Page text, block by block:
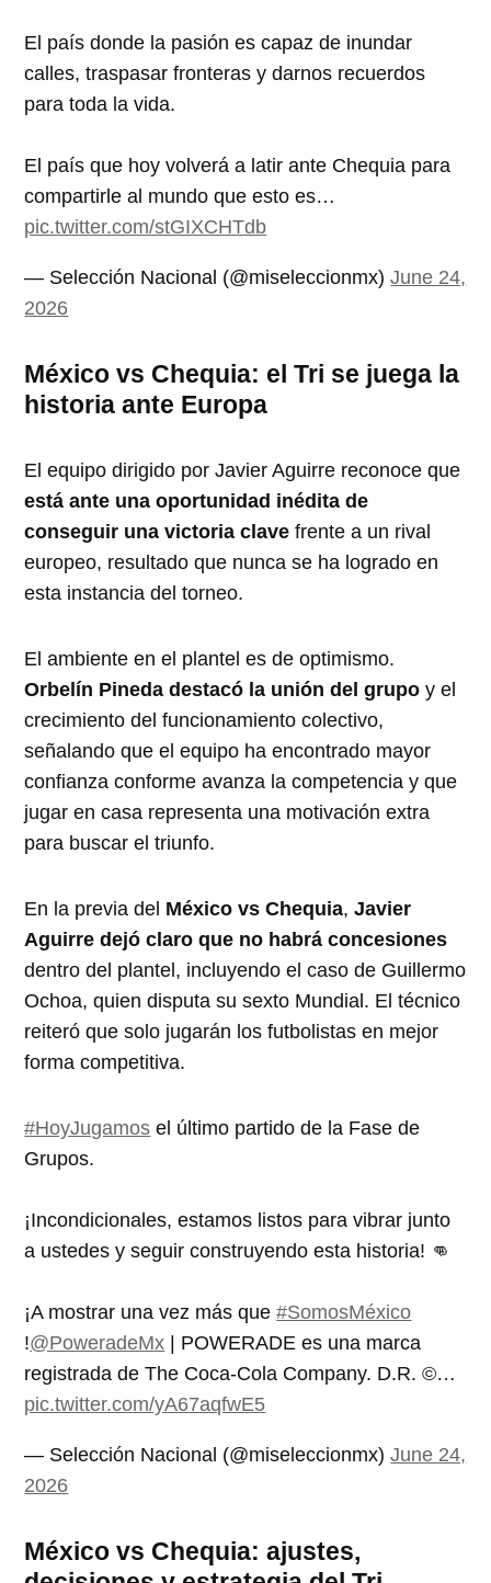
El país donde la pasión es capaz de inundar
calles, traspasar fronteras y darnos recuerdos
para toda la vida.
El país que hoy volverá a latir ante Chequia para
compartirle al mundo que esto es…
pic.twitter.com/stGIXCHTdb
— Selección Nacional (@miseleccionmx)June 24,
2026
México vs Chequia: el Tri se juega la
historia ante Europa
El equipo dirigido por Javier Aguirre reconoce que
está ante una oportunidad inédita de
conseguir una victoria clavefrente a un rival
europeo, resultado que nunca se ha logrado en
esta instancia del torneo.
El ambiente en el plantel es de optimismo.
Orbelín Pineda destacó la unión del grupo y el
crecimiento del funcionamiento colectivo,
señalando que el equipo ha encontrado mayor
confianza conforme avanza la competencia y que
jugar en casa representa una motivación extra
para buscar el triunfo.
En la previa del México vs Chequia,Javier
Aguirre dejó claro que no habrá concesiones
dentro del plantel, incluyendo el caso de Guillermo
Ochoa, quien disputa su sexto Mundial. El técnico
reiteró que solo jugarán los futbolistas en mejor
forma competitiva.
#HoyJugamos el último partido de la Fase de
Grupos.
¡Incondicionales, estamos listos para vibrar junto
a ustedes y seguir construyendo esta historia! 👊
¡A mostrar una vez más que#SomosMéxico
!@PoweradeMx | POWERADE es una marca
registrada de The Coca-Cola Company. D.R. ©️…
pic.twitter.com/yA67aqfwE5
— Selección Nacional (@miseleccionmx)June 24,
2026
México vs Chequia: ajustes,